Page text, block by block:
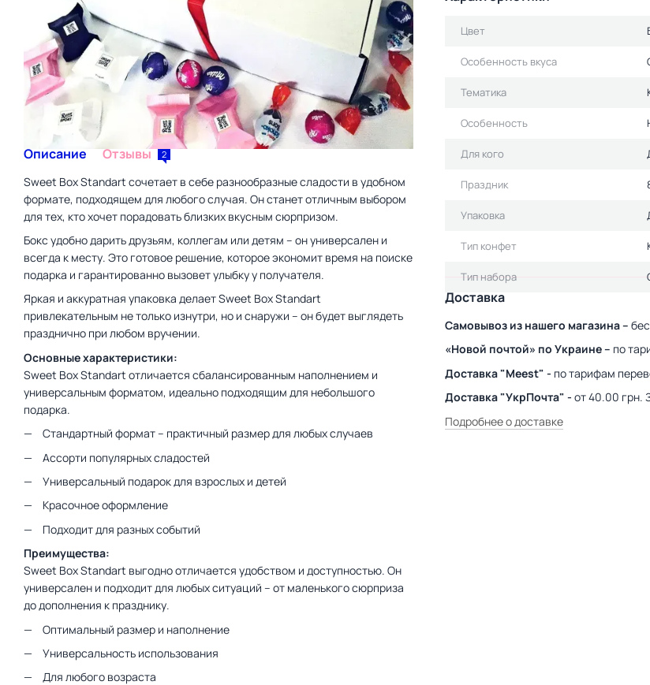
Описание Отзывы 2
Sweet Box Standart сочетает в себе разнообразные сладости в удобном
формате, подходящем для любого случая. Он станет отличным выбором
для тех, кто хочет порадовать близких вкусным сюрпризом.
Бокс удобно дарить друзьям, коллегам или детям – он универсален и
всегда к месту. Это готовое решение, которое экономит время на поиске
подарка и гарантированно вызовет улыбку у получателя.
Яркая и аккуратная упаковка делает Sweet Box Standart
привлекательным не только изнутри, но и снаружи – он будет выглядеть
празднично при любом вручении.
Основные характеристики:
Sweet Box Standart отличается сбалансированным наполнением и
универсальным форматом, идеально подходящим для небольшого
подарка.
Стандартный формат – практичный размер для любых случаев
Ассорти популярных сладостей
Универсальный подарок для взрослых и детей
Красочное оформление
Подходит для разных событий
Преимущества:
Sweet Box Standart выгодно отличается удобством и доступностью. Он
универсален и подходит для любых ситуаций – от маленького сюрприза
до дополнения к празднику.
Оптимальный размер и наполнение
Универсальность использования
Для любого возраста
Цвет
Особенность вкуса
Тематика
Особенность
Для кого
Праздник
Упаковка
Тип конфет
Тип набора
Доставка
Самовывоз из нашего магазина –
«Новой почтой» по Украине – по
Доставка "Meest" - по тарифам
Доставка "УкрПочта" - от 40.00 грн.
Подробнее о доставке